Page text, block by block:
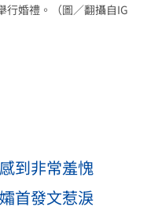
行婚禮。（圖／翻攝自IG
到非常羞愧
首發文惹淚